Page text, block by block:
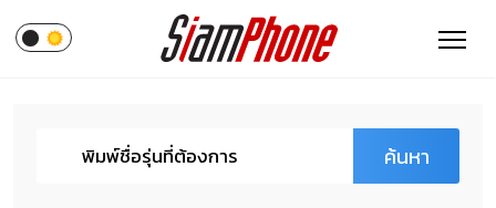
ค้นหา